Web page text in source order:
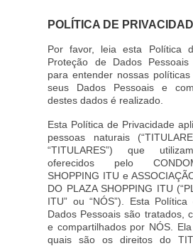
POLÍTICA DE
Por favor, leia esta Política
Proteção de Dados Pessoais
para entender nossas
seus Dados Pessoais e
destes dados é realizado.
Esta Política de Privacidade
pessoas naturais
“TITULARES”) que
oferecidos pelo
SHOPPING ITU e
DO PLAZA SHOPPING ITU
ITU” ou “NÓS”). Esta
Dados Pessoais são tratados,
e compartilhados por NÓS.
quais são os direitos do